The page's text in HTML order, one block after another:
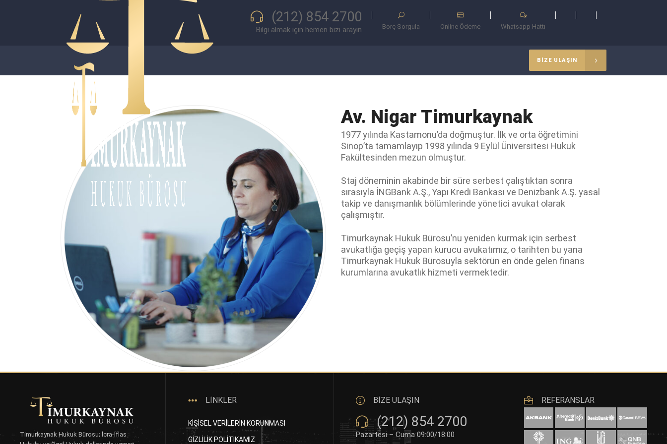
(212) 854 2700
Bilgi almak için hemen bizi arayın Borç Sorgula Online Ödeme Whatsapp Hattı
BİZE ULAŞIN
Av. Nigar Timurkaynak
1977 yılında Kastamonu’da doğmuştur. İlk ve orta öğretimini
Sinop’ta tamamlayıp 1998 yılında 9 Eylül Üniversitesi Hukuk
Fakültesinden mezun olmuştur.
Staj döneminin akabinde bir süre serbest çalıştıktan sonra
sırasıyla İNGBank A.Ş., Yapı Kredi Bankası ve Denizbank A.Ş. yasal
takip ve danışmanlık bölümlerinde yönetici avukat olarak
çalışmıştır.
Timurkaynak Hukuk Bürosu’nu yeniden kurmak için serbest
avukatlığa geçiş yapan kurucu avukatımız, o tarihten bu yana
Timurkaynak Hukuk Bürosuyla sektörün en önde gelen finans
kurumlarına avukatlık hizmeti vermektedir.
Timurkaynak Hukuk Bürosu; İcra-İflas
LİNKLER
KİŞİSEL VERİLERİN KORUNMASI
GİZLİLİK POLİTİKAMIZ
BİZE ULAŞIN
(212) 854 2700
Pazartesi – Cuma 09:00/18:00
REFERANSLAR